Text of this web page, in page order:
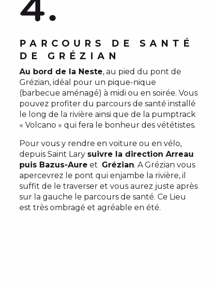
PARCOURS DE SANTÉ
DE GRÉZIAN
Au bord de la Neste, au pied du pont de
Grézian, idéal pour un pique-nique
(barbecue aménagé) à midi ou en soirée. Vous
pouvez profiter du parcours de santé installé
le long de la rivière ainsi que de la pumptrack
« Volcano » qui fera le bonheur des vététistes.
Pour vous y rendre en voiture ou en vélo,
depuis Saint Lary suivre la direction Arreau
puis Bazus-Aure et Grézian. A Grézian vous
apercevrez le pont qui enjambe la rivière, il
suffit de le traverser et vous aurez juste après
sur la gauche le parcours de santé. Ce Lieu
est très ombragé et agréable en été.